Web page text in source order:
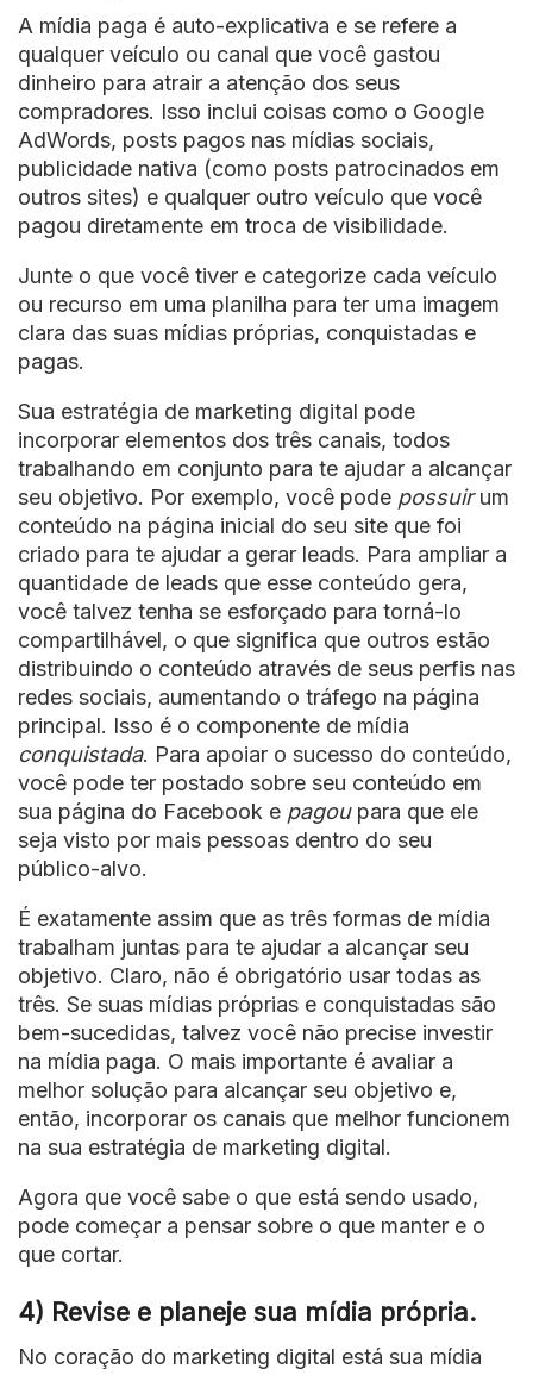
A mídia paga é auto-explicativa e se refere a
qualquer veículo ou canal que você gastou
dinheiro para atrair a atenção dos seus
compradores. Isso inclui coisas como o Google
AdWords, posts pagos nas mídias sociais,
publicidade nativa (como posts patrocinados em
outros sites) e qualquer outro veículo que você
pagou diretamente em troca de visibilidade.
Junte o que você tiver e categorize cada veículo
ou recurso em uma planilha para ter uma imagem
clara das suas mídias próprias, conquistadas e
pagas.
Sua estratégia de marketing digital pode
incorporar elementos dos três canais, todos
trabalhando em conjunto para te ajudar a alcançar
seu objetivo. Por exemplo, você pode possuirum
conteúdo na página inicial do seu site que foi
criado para te ajudar a gerar leads. Para ampliar a
quantidade de leads que esse conteúdo gera,
você talvez tenha se esforçado para torná-lo
compartilhável, o que significa que outros estão
distribuindo o conteúdo através de seus perfis nas
redes sociais, aumentando o tráfego na página
principal. Isso é o componente de mídia
conquistada. Para apoiar o sucesso do conteúdo,
você pode ter postado sobre seu conteúdo em
sua página do Facebook e pagou para que ele
seja visto por mais pessoas dentro do seu
público-alvo.
É exatamente assim que as três formas de mídia
trabalham juntas para te ajudar a alcançar seu
objetivo. Claro, não é obrigatório usar todas as
três. Se suas mídias próprias e conquistadas são
bem-sucedidas, talvez você não precise investir
na mídia paga. O mais importante é avaliar a
melhor solução para alcançar seu objetivo e,
então, incorporar os canais que melhor funcionem
na sua estratégia de marketing digital.
Agora que você sabe o que está sendo usado,
pode começar a pensar sobre o que manter e o
que cortar.
4) Revise e planeje sua mídia própria.
No coração do marketing digital está sua mídia